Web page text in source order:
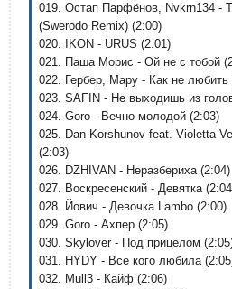
019. Остап Парфёнов,
(Swerodo Remix) (2:00)
020. IKON - URUS (2:01)
021. Паша Морис - Ой не с тобой
022. Гербер, Мару - Как не любить
023. SAFIN - Не выходишь из
024. Goro - Вечно молодой (2:03)
025. Dan Korshunov feat. Violetta
(2:03)
026. DZHIVAN - Неразбериха (2:04)
027. Воскресенский - Девятка
028. Йович - Девочка Lambo (2:00)
029. Goro - Ахпер (2:05)
030. Skylover - Под прицелом
031. HYDY - Все кого любила
032. Mull3 - Кайф (2:06)